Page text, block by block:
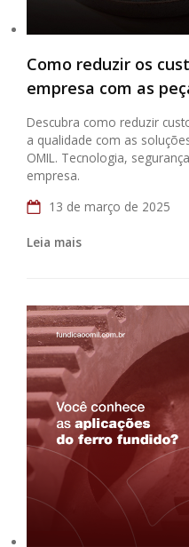
Como reduzir os
empresa com as
Descubra como reduzir
a qualidade com as
OMIL. Tecnologia,
empresa.
13 de março de 2025
Leia mais